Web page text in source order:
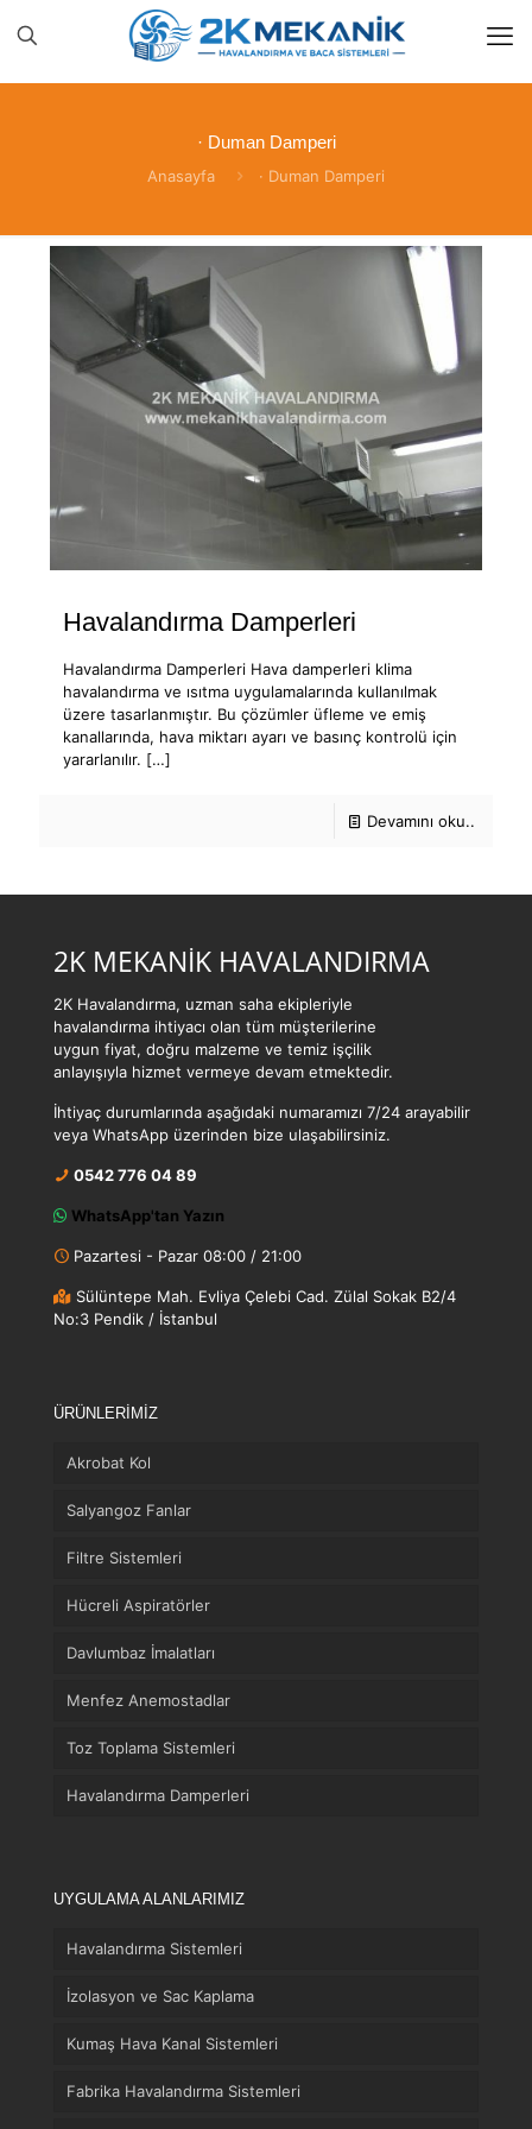
· Duman Damperi
Anasayfa · Duman Damperi
Havalandırma Damperleri
Havalandırma Damperleri Hava damperleri klima
havalandırma ve ısıtma uygulamalarında kullanılmak
üzere tasarlanmıştır. Bu çözümler üfleme ve emiş
kanallarında, hava miktarı ayarı ve basınç kontrolü için
yararlanılır. […]
Devamını oku..
2K MEKANİK HAVALANDIRMA
2K Havalandırma, uzman saha ekipleriyle
havalandırma ihtiyacı olan tüm müşterilerine
uygun fiyat, doğru malzeme ve temiz işçilik
anlayışıyla hizmet vermeye devam etmektedir.
İhtiyaç durumlarında aşağıdaki numaramızı 7/24 arayabilir
veya WhatsApp üzerinden bize ulaşabilirsiniz.
0542 776 04 89
WhatsApp'tan Yazın
Pazartesi - Pazar 08:00 / 21:00
Sülüntepe Mah. Evliya Çelebi Cad. Zülal Sokak B2/4
No:3 Pendik / İstanbul
ÜRÜNLERİMİZ
Akrobat Kol
Salyangoz Fanlar
Filtre Sistemleri
Hücreli Aspiratörler
Davlumbaz İmalatları
Menfez Anemostadlar
Toz Toplama Sistemleri
Havalandırma Damperleri
UYGULAMA ALANLARIMIZ
Havalandırma Sistemleri
İzolasyon ve Sac Kaplama
Kumaş Hava Kanal Sistemleri
Fabrika Havalandırma Sistemleri